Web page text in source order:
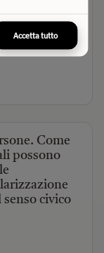
Come
possono
civico
Accetta tutto